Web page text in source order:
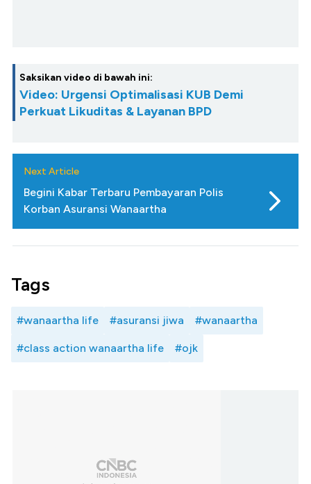
Saksikan video di bawah ini:
Video: Urgensi Optimalisasi KUB Demi
Perkuat Likuditas & Layanan BPD
Next Article
Begini Kabar Terbaru Pembayaran Polis
Korban Asuransi Wanaartha
Tags
#wanaartha life #asuransi jiwa #wanaartha
#class action wanaartha life #ojk